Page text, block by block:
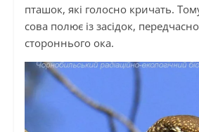
пташок, які голосно кричать.
сова полює із засідок,
стороннього ока.